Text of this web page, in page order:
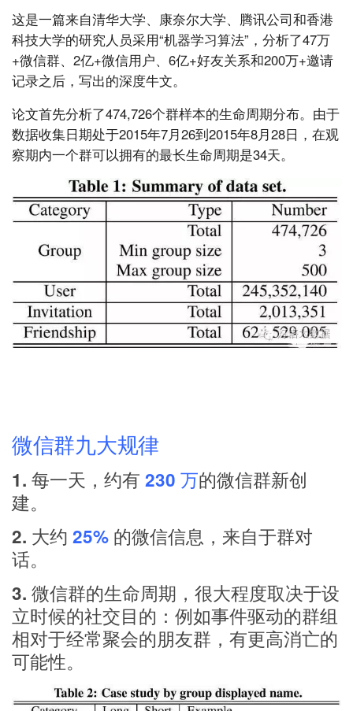
这是一篇来自清华大学、康奈尔大学、腾讯公司和香港
科技大学的研究人员采用“机器学习算法”，分析了47万
+微信群、2亿+微信用户、6亿+好友关系和200万+邀请
记录之后，写出的深度牛文。
论文首先分析了474,726个群样本的生命周期分布。由于
数据收集日期处于2015年7月26到2015年8月28日，在观
察期内一个群可以拥有的最长生命周期是34天。
微信群九大规律
1. 每一天，约有 230 万的微信群新创
建。
2. 大约 25% 的微信信息，来自于群对
话。
3. 微信群的生命周期，很大程度取决于设
立时候的社交目的：例如事件驱动的群组
相对于经常聚会的朋友群，有更高消亡的
可能性。